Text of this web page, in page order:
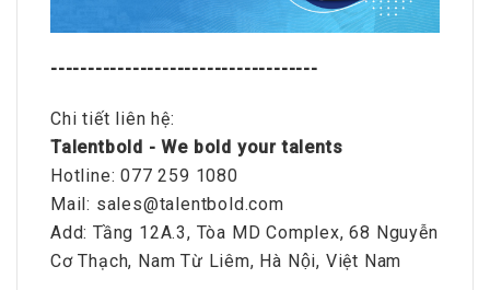
------------------------------------
Chi tiết liên hệ:
Talentbold - We bold your talents
Hotline: 077 259 1080
Mail: sales@talentbold.com
Add: Tầng 12A.3, Tòa MD Complex, 68 Nguyễn
Cơ Thạch, Nam Từ Liêm, Hà Nội, Việt Nam